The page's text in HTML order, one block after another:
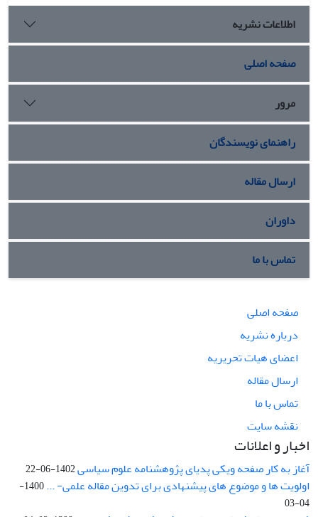
اطلاعات نشریه
صفحه اصلی
مرور
راهنمای نویسندگان
ارسال مقاله
داوران
تماس با ما
صفحه اصلی
درباره نشریه
اعضای هیات تحریریه
ارسال مقاله
تماس با ما
نقشه سایت
اخبار و اعلانات
آغاز به کار صفحه ویکی پدیای پژوهشنامه علوم سیاسی1402-06-22
اولویت ها و موضوع های پیشنهادی برای تدوین مقاله علمی- ...
1400-
04-03